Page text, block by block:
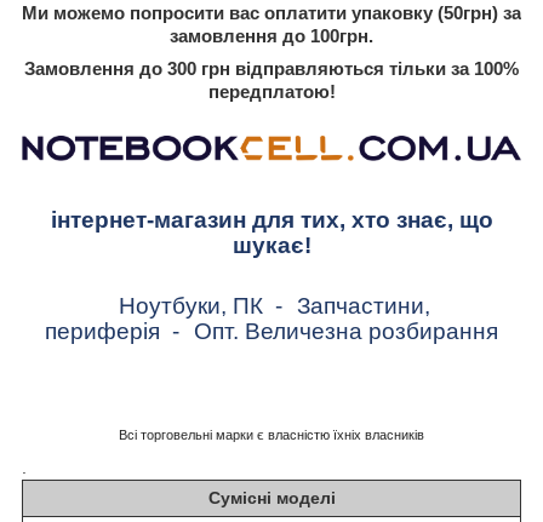
Ми можемо попросити вас оплатити упаковку (50грн) за
замовлення до 100грн.
Замовлення до 300 грн відправляються тільки за 100%
передплатою!
інтернет-магазин для тих, хто знає, що
шукає!
Ноутбуки, ПК - Запчастини,
периферія - Опт. Величезна розбирання
Всі торговельні марки є власністю їхніх власників
Сумісні моделі